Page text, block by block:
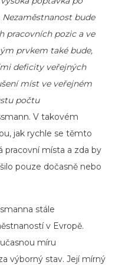
bude
pracovních pozic a ve
prvkem také bude,
deficity veřejných
míst ve veřejném
počtu
V takovém
jak rychle se těmto
pracovní místa a zda by
pouze dočasně nebo
stále
v Evropě.
míru
výborný stav. Její mírný